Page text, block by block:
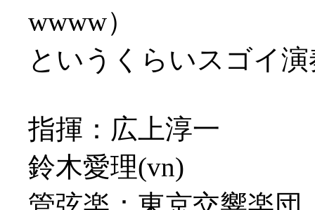
wwww）
というくらいスゴイ
指揮：広上淳一
鈴木愛理(vn)